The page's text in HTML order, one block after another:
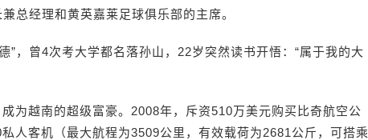
总经理和黄英嘉莱足球俱乐部的主席。
”，曾4次考大学都名落孙山，22岁突然读书开悟：“属于我的大
为越南的超级富豪。2008年，斥资510万美元购买比奇航空公
人客机（最大航程为3509公里，有效载荷为2681公斤，可搭乘